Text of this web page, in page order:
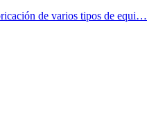
de varios tipos de equi…